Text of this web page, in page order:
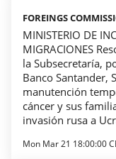
FOREINGS
MINISTERIO DE
MIGRACIONES
la Subsecretaría,
Banco Santander,
manutención
cáncer y sus
invasión rusa a
Mon Mar 21 18:00:00